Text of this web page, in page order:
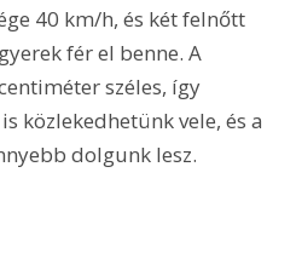
40 km/h, és két felnőtt
fér el benne. A
széles, így
közlekedhetünk vele, és a
dolgunk lesz.